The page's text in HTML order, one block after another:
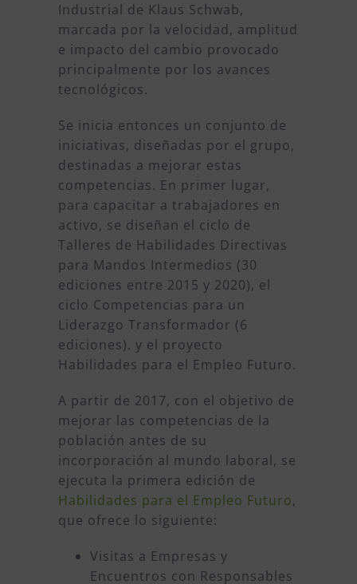
Industrial de Klaus Schwab,
marcada por la velocidad, amplitud
e impacto del cambio provocado
principalmente por los avances
tecnológicos.
Se inicia entonces un conjunto de
iniciativas, diseñadas por el grupo,
destinadas a mejorar estas
competencias. En primer lugar,
para capacitar a trabajadores en
activo, se diseñan el ciclo de
Talleres de Habilidades Directivas
para Mandos Intermedios (30
ediciones entre 2015 y 2020), el
ciclo Competencias para un
Liderazgo Transformador (6
ediciones). y el proyecto
Habilidades para el Empleo Futuro.
A partir de 2017, con el objetivo de
mejorar las competencias de la
población antes de su
incorporación al mundo laboral, se
ejecuta la primera edición de
Habilidades para el Empleo Futuro,
que ofrece lo siguiente:
Visitas a Empresas y
Encuentros con Responsables